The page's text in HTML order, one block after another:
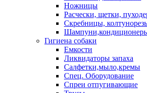
Ножницы
Расчески, щетки,
Скребницы,
Гигиена собаки
Емкости
Ликвидаторы запаха
Салфетки,мыло,кремы
Спец. Оборудование
Спреи отпугивающие